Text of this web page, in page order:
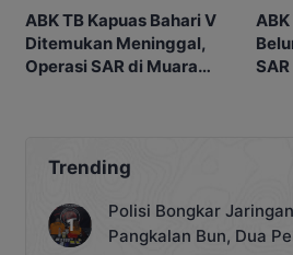
ABK TB Kapuas Bahari V
Ditemukan Meninggal,
Operasi SAR di Muara
Trending
Polisi Bongkar
Pangkalan Bun, Dua